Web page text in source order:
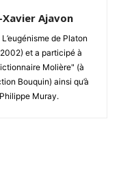
Xavier Ajavon
L’eugénisme de Platon
2002) et a participé à
Molière" (à
Bouquin) ainsi qu’à
Muray.